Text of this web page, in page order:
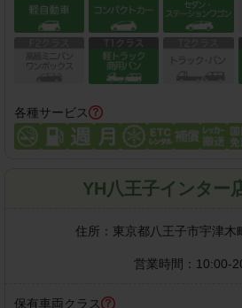
各種サービス
YH八王子インター
住所： 東京都八王子市宇津木
営業時間： 10:00-
保有車両クラス